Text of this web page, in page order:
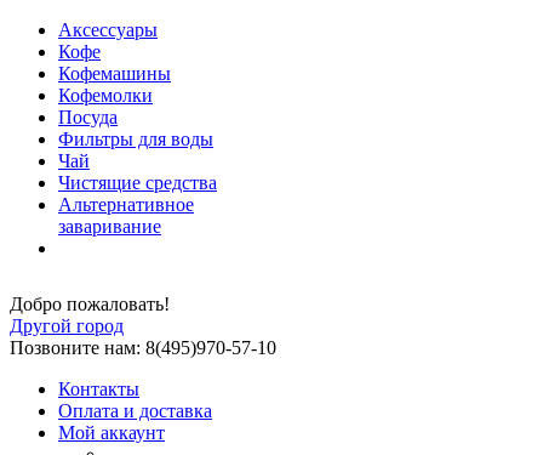
Аксессуары
Кофе
Кофемашины
Кофемолки
Посуда
Фильтры для воды
Чай
Чистящие средства
Альтернативное
заваривание
Добро пожаловать!
Другой город
Позвоните нам: 8(495)970-57-10
Контакты
Оплата и доставка
Мой аккаунт